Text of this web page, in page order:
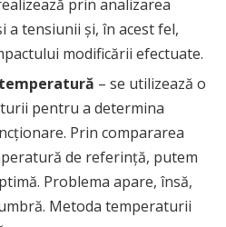
prin analizarea
tensiunii și, în acest fel,
modificării efectuate.
– se utilizează o
pentru a determina
Prin compararea
de referință, putem
Problema apare, însă,
Metoda temperaturii